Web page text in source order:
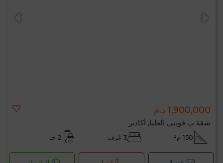
1,900,000 د.م
شقة ب فونتي العليا, أكادير
150 م² 3 غرف 2 حـ